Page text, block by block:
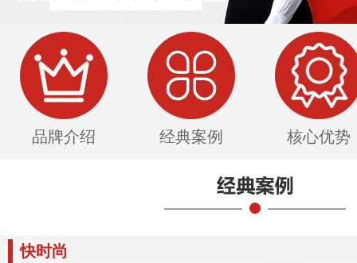
品牌介绍 经典案例 核心优势
快时尚